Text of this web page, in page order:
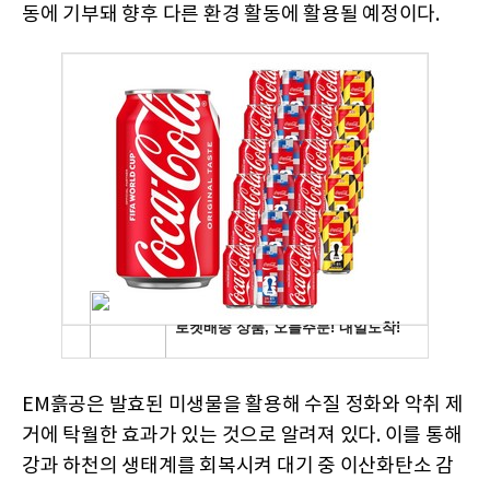
동에 기부돼 향후 다른 환경 활동에 활용될 예정이다.
EM흙공은 발효된 미생물을 활용해 수질 정화와 악취 제
거에 탁월한 효과가 있는 것으로 알려져 있다. 이를 통해
강과 하천의 생태계를 회복시켜 대기 중 이산화탄소 감